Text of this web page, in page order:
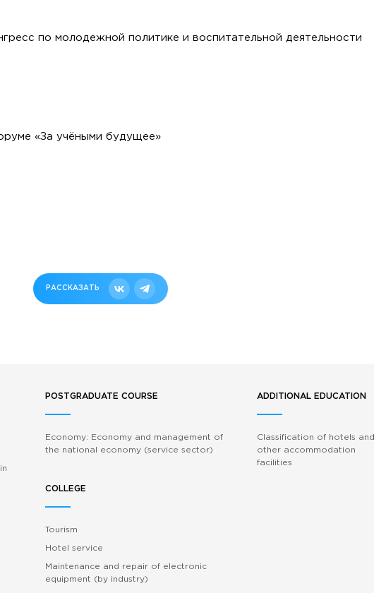
по молодежной политике и воспитательной деятельности
«За учёными будущее»
РАССКАЗАТЬ
POSTGRADUATE COURSE
Economy: Economy and management of
the national economy (service sector)
COLLEGE
Tourism
Hotel service
Maintenance and repair of electronic
equipment (by industry)
ADDITIONAL EDUCATION
Classification of hotels and
other accommodation
facilities